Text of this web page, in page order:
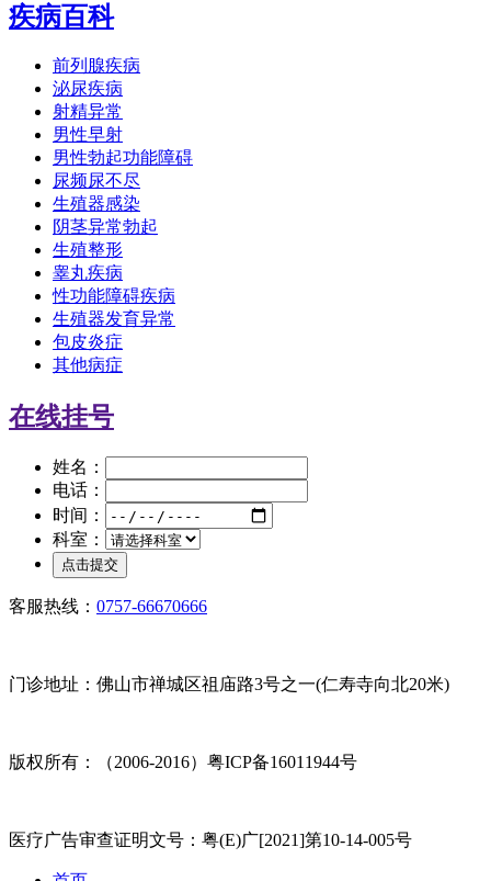
疾病百科
前列腺疾病
泌尿疾病
射精异常
男性早射
男性勃起功能障碍
尿频尿不尽
生殖器感染
阴茎异常勃起
生殖整形
睾丸疾病
性功能障碍疾病
生殖器发育异常
包皮炎症
其他病症
在线挂号
姓名：
电话：
时间：
科室：
客服热线： 0757-66670666
门诊地址：佛山市禅城区祖庙路3号之一(仁寿寺向北20米)
版权所有：（2006-2016）粤ICP备16011944号
医疗广告审查证明文号：粤(E)广[2021]第10-14-005号